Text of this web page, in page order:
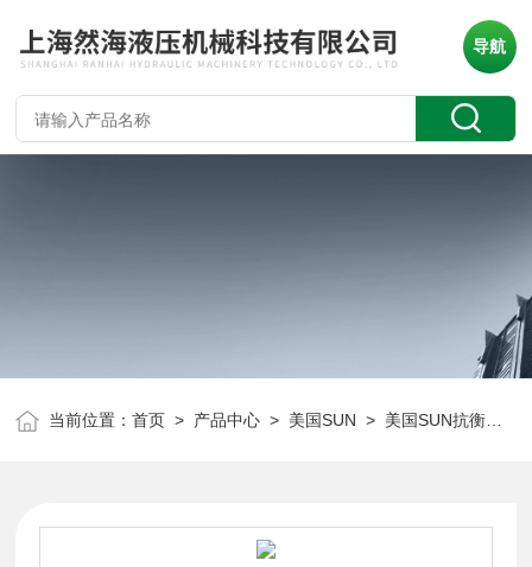
导航
当前位置：首页 > 产品中心 > 美国SUN > 美国SUN抗衡阀